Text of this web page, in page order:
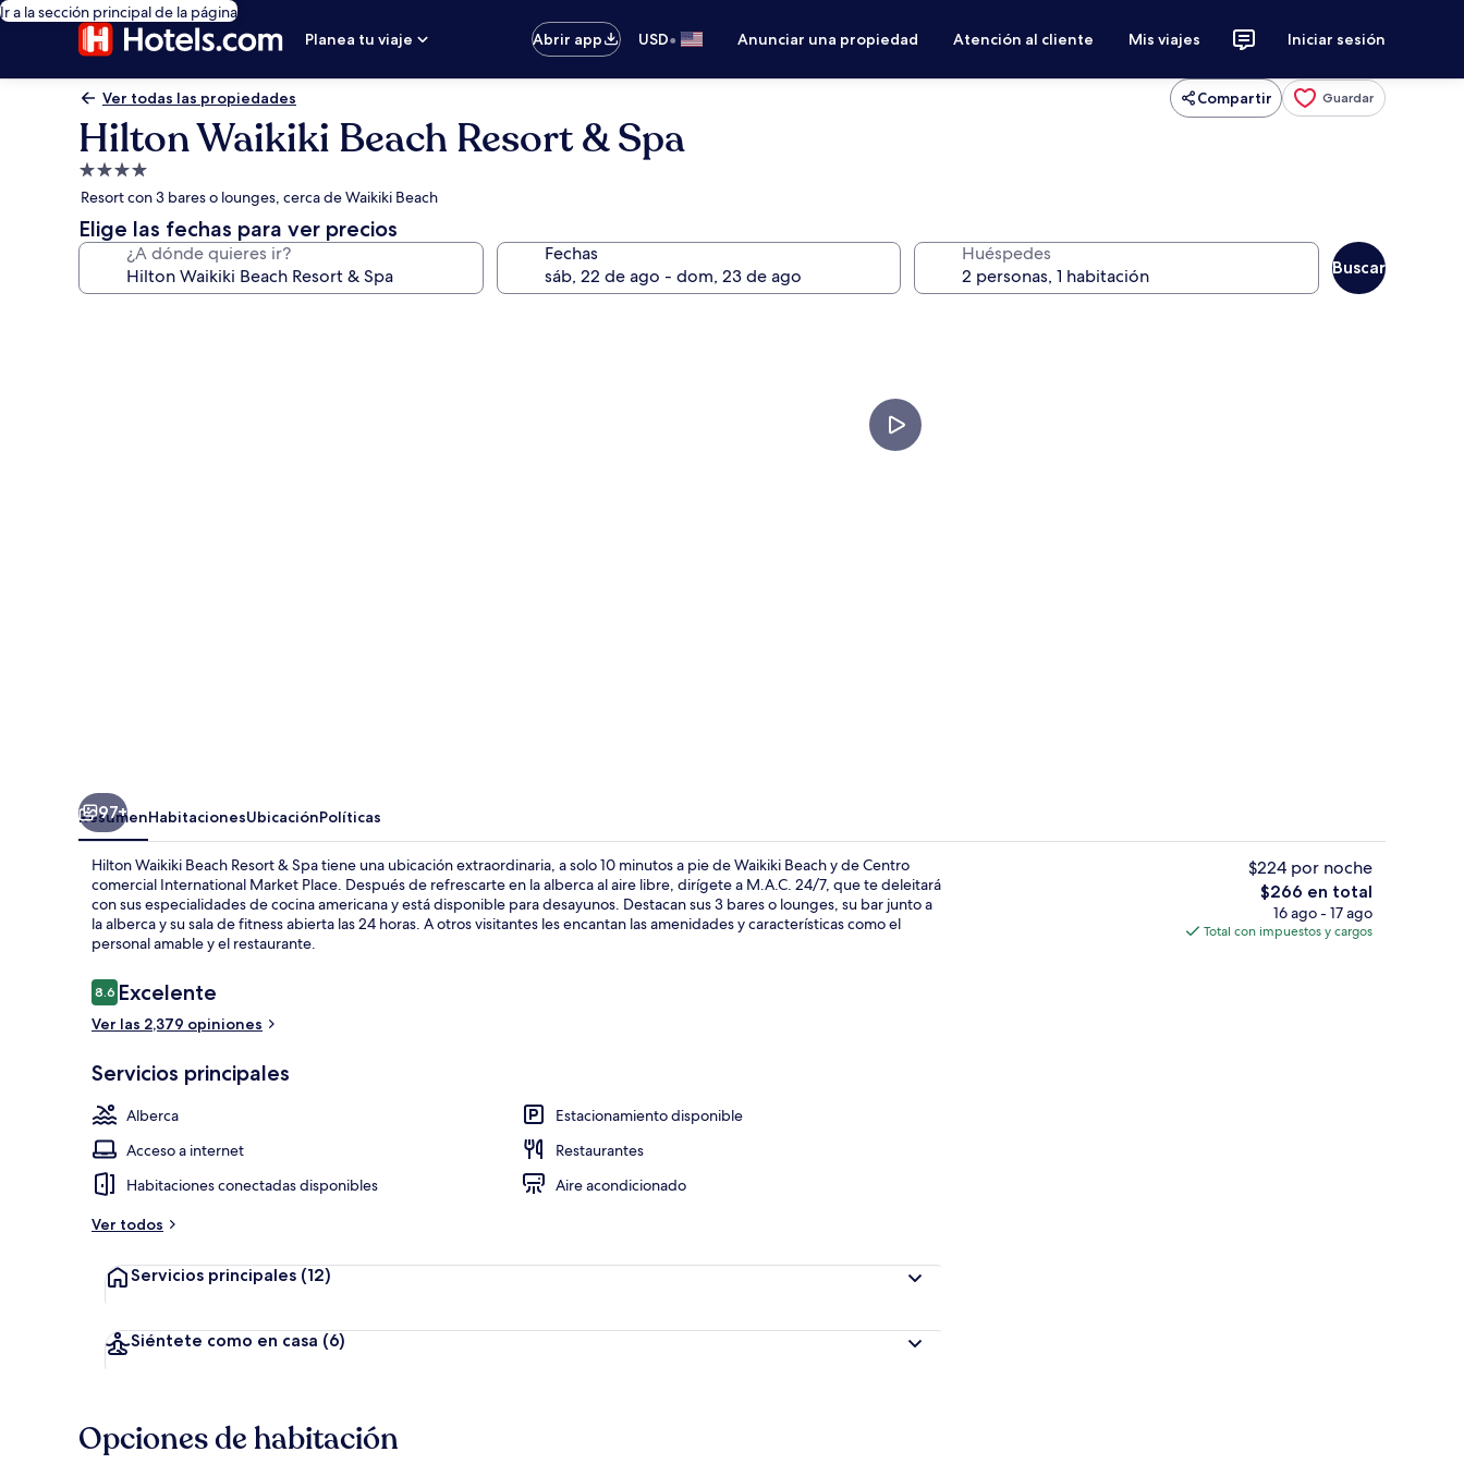
Ir a la sección principal de la página
Planea tu viaje
Abrir app USD• Anunciar una propiedad Atención al cliente Mis viajes Iniciar sesión
Ver todas las propiedades Compartir Guardar
Hilton Waikiki Beach Resort & Spa
Propiedad
de
4.0
estrellas
Resort con 3 bares o lounges, cerca de Waikiki Beach
Elige las fechas para ver precios
¿A dónde quieres ir? Fechas Huéspedes
Buscar
Terraza o patio Vista desde la habitación
97+
ResumenHabitacionesUbicaciónPolíticas
Hilton Waikiki Beach Resort & Spa tiene una ubicación extraordinaria, a solo 10 minutos a pie de Waikiki Beach y de Centro
comercial International Market Place. Después de refrescarte en la alberca al aire libre, dirígete a M.A.C. 24/7, que te deleitará
con sus especialidades de cocina americana y está disponible para desayunos. Destacan sus 3 bares o lounges, su bar junto a
la alberca y su sala de fitness abierta las 24 horas. A otros visitantes les encantan las amenidades y características como el
personal amable y el restaurante.
Opiniones
8.68.6 de 10,
Excelente
Ver las 2,379 opiniones
Servicios principales
Alberca
Estacionamiento disponible
Acceso a internet
Restaurantes
Habitaciones conectadas disponibles
Aire acondicionado
Ver todos
Servicios principales (12)
Siéntete como en casa (6)
$224 por noche
El
precio
total
$266 en total
16 ago - 17 ago
Total con impuestos y cargos
Opciones de habitación